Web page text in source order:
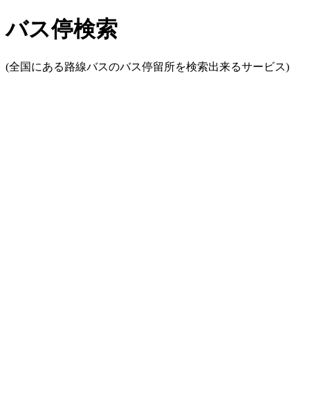
バス停検索
(全国にある路線バスのバス停留所を検索出来るサービス)